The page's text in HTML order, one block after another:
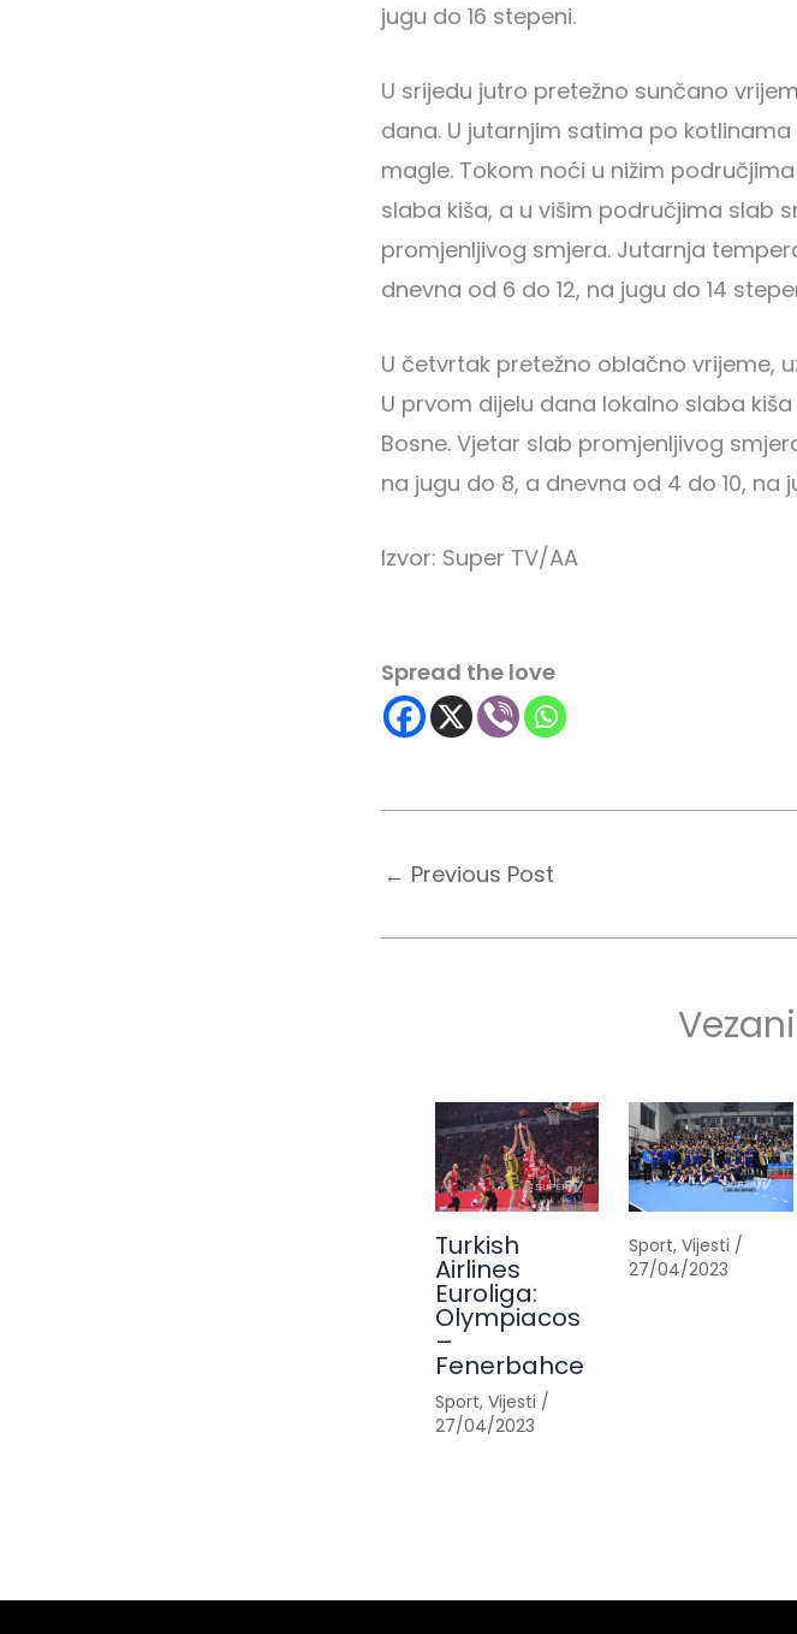
jugu do 16 stepeni.
U srijedu jutro pretežno sunčano
dana. U jutarnjim satima po
magle. Tokom noći u nižim
slaba kiša, a u višim područjima slab
promjenljivog smjera. Jutarnja
dnevna od 6 do 12, na jugu do 14
U četvrtak pretežno oblačno vrijeme,
U prvom dijelu dana lokalno slaba
Bosne. Vjetar slab promjenljivog
na jugu do 8, a dnevna od 4 do 10, na
Izvor: Super TV/AA
Spread the love
← Previous Post
Turkish
Airlines
Euroliga:
Olympiacos
–
Fenerbahce
Sport, Vijesti /
27/04/2023
Sport,Vijesti /
27/04/2023